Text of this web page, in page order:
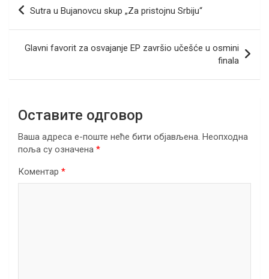
o
o
k
n
A
p
p
a
m
Sutra u Bujanovcu skup „Za pristojnu Srbiju“
Glavni favorit za osvajanje EP završio učešće u osmini
finala
Оставите одговор
Ваша адреса е-поште неће бити објављена. Неопходна
поља су означена *
Коментар *